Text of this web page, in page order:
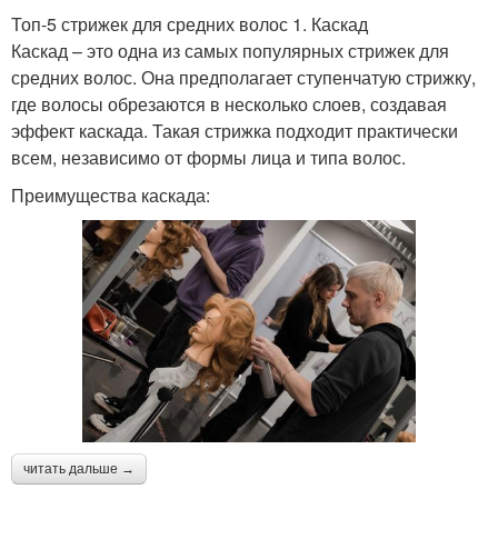
Топ-5 стрижек для средних волос 1. Каскад
Каскад – это одна из самых популярных стрижек для
средних волос. Она предполагает ступенчатую стрижку,
где волосы обрезаются в несколько слоев, создавая
эффект каскада. Такая стрижка подходит практически
всем, независимо от формы лица и типа волос.
Преимущества каскада:
читать дальше →